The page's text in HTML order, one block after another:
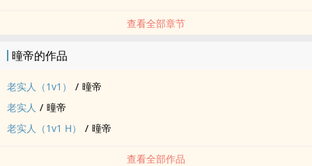
查看全部章节
曈帝的作品
老实人（1v1） / 曈帝
老实人 / 曈帝
老实人（1v1 H）
/ 曈帝
查看全部作品